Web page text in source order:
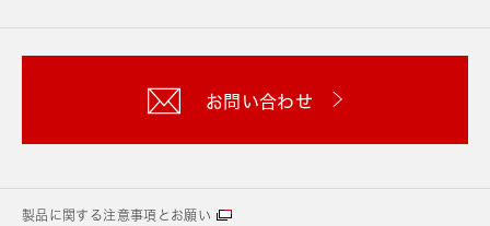
お問い合わせ
製品に関する注意事項とお願い